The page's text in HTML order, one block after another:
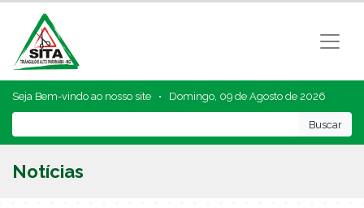
Seja Bem-vindo ao nosso site • Domingo, 09 de Agosto de 2026
Notícias